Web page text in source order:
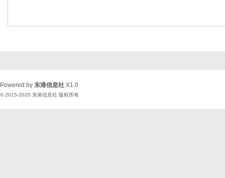
Powered by 东港信息社 X1.0
© 2015-2020 东港信息社 版权所有